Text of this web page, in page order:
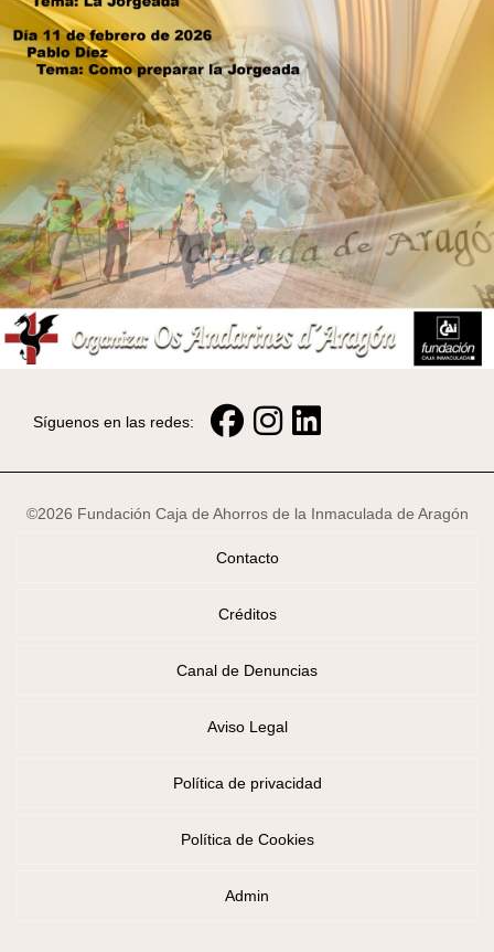
Síguenos en las redes:
©2026 Fundación Caja de Ahorros de la Inmaculada de Aragón
Contacto
Créditos
Canal de Denuncias
Aviso Legal
Política de privacidad
Política de Cookies
Admin